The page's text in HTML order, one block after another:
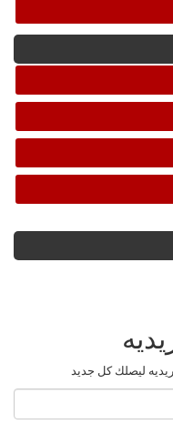
ليصلك كل جديد